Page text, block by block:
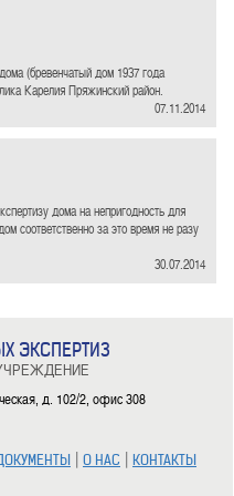
(бревенчатый дом 1937 года
Карелия Пряжинский район.
07.11.2014
дома на непригодность для
соответственно за это время не разу
30.07.2014
ЭКСПЕРТИЗ
д. 102/2, офис 308
| О НАС | КОНТАКТЫ